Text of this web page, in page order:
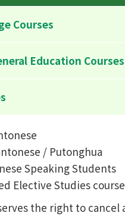
Courses
Education Courses
/ Putonghua
Speaking Students
Elective Studies
the right to